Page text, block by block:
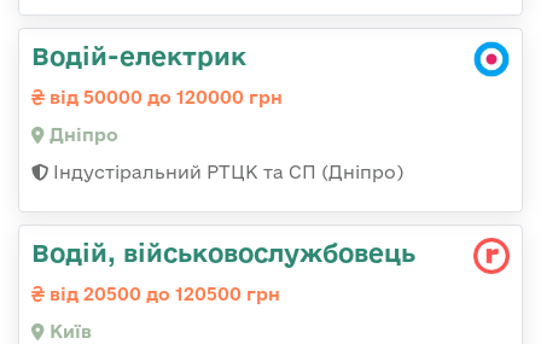
Водій-електрик
від 50000 до 120000 грн
Дніпро
Індустіральний РТЦК та СП (Дніпро)
Водій, військовослужбовець
від 20500 до 120500 грн
Київ